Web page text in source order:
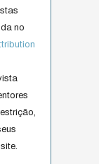
no